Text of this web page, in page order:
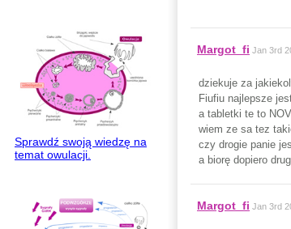
Sprawdź swoją wiedzę na
temat owulacji.
Margot_fi Jan 3rd
dziekuje za
Fiufiu najlepsze
a tabletki te to
wiem ze sa tez
czy drogie panie
a biorę dopiero
Margot_fi Jan 3rd